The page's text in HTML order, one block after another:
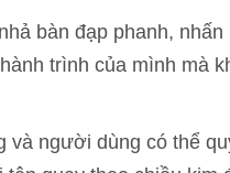
bàn đạp phanh,
trình của mình mà
và người dùng có thể